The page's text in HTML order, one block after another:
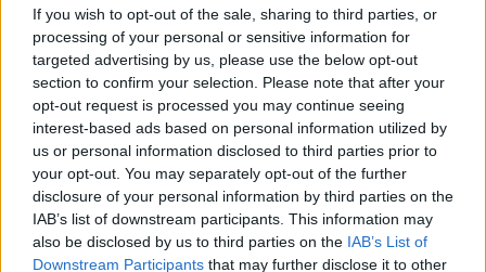
If you wish to opt-out of the sale, sharing to third parties, or
processing of your personal or sensitive information for
targeted advertising by us, please use the below opt-out
section to confirm your selection. Please note that after your
opt-out request is processed you may continue seeing
interest-based ads based on personal information utilized by
us or personal information disclosed to third parties prior to
your opt-out. You may separately opt-out of the further
disclosure of your personal information by third parties on the
IAB’s list of downstream participants. This information may
also be disclosed by us to third parties on the IAB’s List of
Downstream Participants that may further disclose it to other
máximo nivel hay pocas que le puedan hacer frente.
Todavía a pie de pista, Emma ha hablado de lo que
supone este resultado. "Esta semana ha sido increíble.
He disfrutado mucho jugando aquí y creo que eso se
nota en mi tenis, en cómo he podido competir y superar
momentos muy difíciles. Significa muchísimo haber
llegado al domingo.Espero que puedan venir mañana